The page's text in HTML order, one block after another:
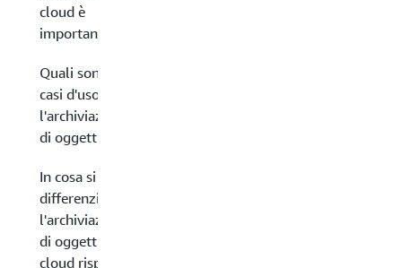
cloud è
importante?
Quali sono i
casi d'uso per
l'archiviazione
di oggetti?
In cosa si
differenzia
l'archiviazione
di oggetti nel
cloud rispetto